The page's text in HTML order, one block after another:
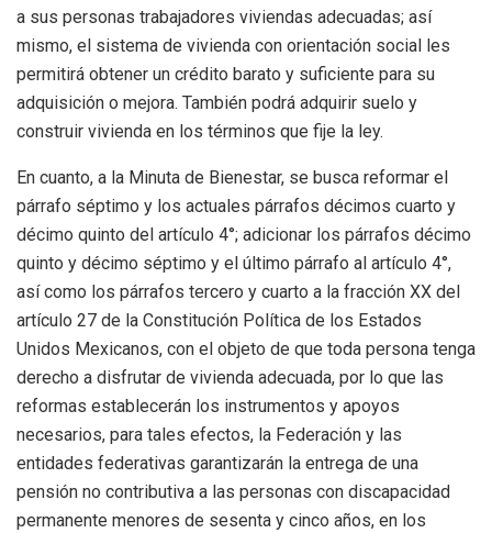
a sus personas trabajadores viviendas adecuadas; así
mismo, el sistema de vivienda con orientación social les
permitirá obtener un crédito barato y suficiente para su
adquisición o mejora. También podrá adquirir suelo y
construir vivienda en los términos que fije la ley.
En cuanto, a la Minuta de Bienestar, se busca reformar el
párrafo séptimo y los actuales párrafos décimos cuarto y
décimo quinto del artículo 4°; adicionar los párrafos décimo
quinto y décimo séptimo y el último párrafo al artículo 4°,
así como los párrafos tercero y cuarto a la fracción XX del
artículo 27 de la Constitución Política de los Estados
Unidos Mexicanos, con el objeto de que toda persona tenga
derecho a disfrutar de vivienda adecuada, por lo que las
reformas establecerán los instrumentos y apoyos
necesarios, para tales efectos, la Federación y las
entidades federativas garantizarán la entrega de una
pensión no contributiva a las personas con discapacidad
permanente menores de sesenta y cinco años, en los